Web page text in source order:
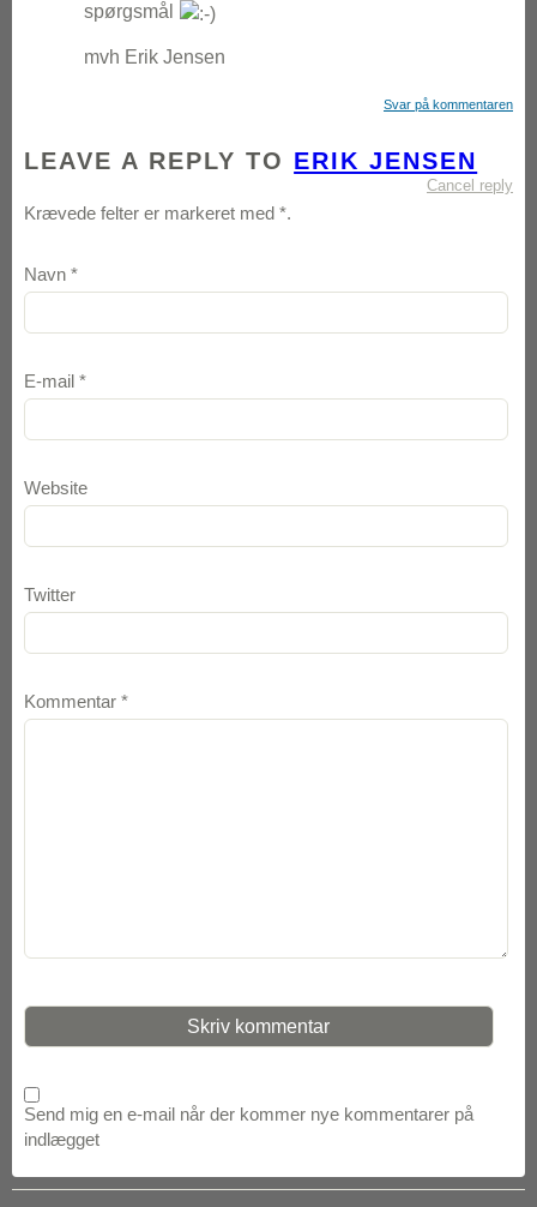
spørgsmål
mvh Erik Jensen
Svar på kommentaren
LEAVE A REPLY TO ERIK JENSEN
Cancel reply
Krævede felter er markeret med *.
Navn *
E-mail *
Website
Twitter
Kommentar *
Send mig en e-mail når der kommer nye kommentarer på
indlægget